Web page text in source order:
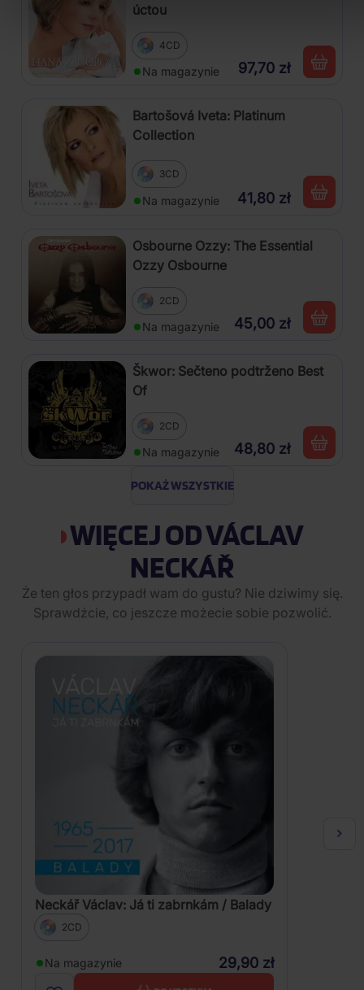
úctou
4CD
Na magazynie 97,70 zł
Bartošová Iveta: Platinum
Collection
3CD
Na magazynie 41,80 zł
Osbourne Ozzy: The Essential
Ozzy Osbourne
2CD
Na magazynie 45,00 zł
Škwor: Sečteno podtrženo Best
Of
2CD
Na magazynie 48,80 zł
POKAŻ WSZYSTKIE
WIĘCEJ OD VÁCLAV
NECKÁŘ
Że ten głos przypadł wam do gustu? Nie dziwimy się.
Sprawdźcie, co jeszcze możecie sobie pozwolić.
Neckář Václav: Já ti zabrnkám / Balady
2CD
Na magazynie 29,90 zł